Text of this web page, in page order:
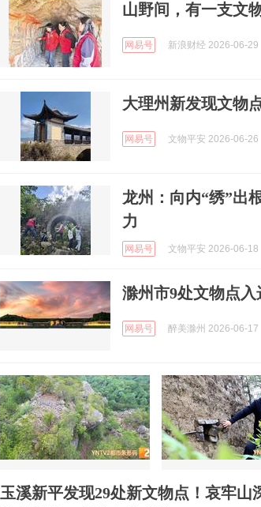
山野间，有一支文
网易号 新浪财经 2026-06-29
大理州新发现文物
网易号 文物平安 2026-06-26
龙州：向内“绣”出
力
网易号 文物平安 2026-06-18
滁州市9处文物点
网易号 醉美滁州 2026-06-17
玉溪新平发现29处新文物点！哀牢山